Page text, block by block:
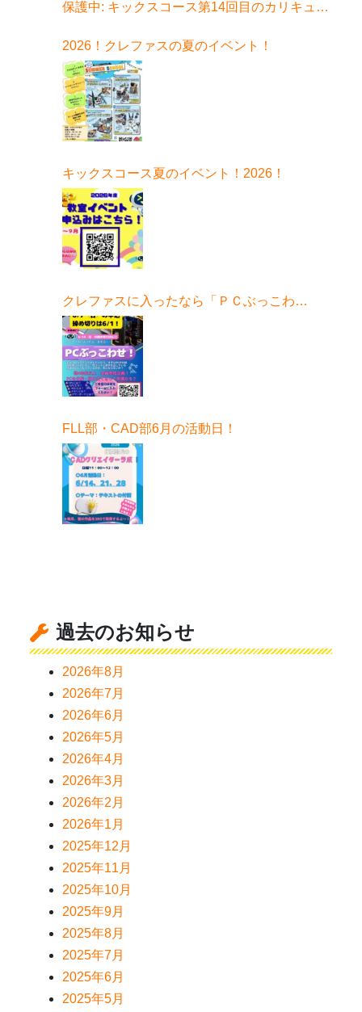
保護中: キックスコース第14回目のカリキュラ
2026！クレファスの夏のイベント！
キックスコース夏のイベント！2026！
クレファスに入ったなら「ＰＣぶっこわ
せ！」6月開催！
FLL部・CAD部6月の活動日！
過去のお知らせ
2026年8月
2026年7月
2026年6月
2026年5月
2026年4月
2026年3月
2026年2月
2026年1月
2025年12月
2025年11月
2025年10月
2025年9月
2025年8月
2025年7月
2025年6月
2025年5月